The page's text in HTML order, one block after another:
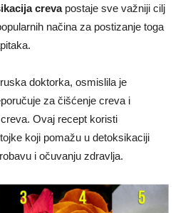
crevapostaje sve važniji cilj
načina za postizanje toga
doktorka, osmislila je
za čišćenje creva i
Ovaj recept koristi
koji pomažu u detoksikaciji
i očuvanju zdravlja.